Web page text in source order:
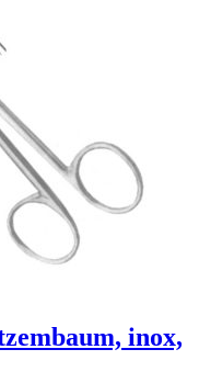
inox,